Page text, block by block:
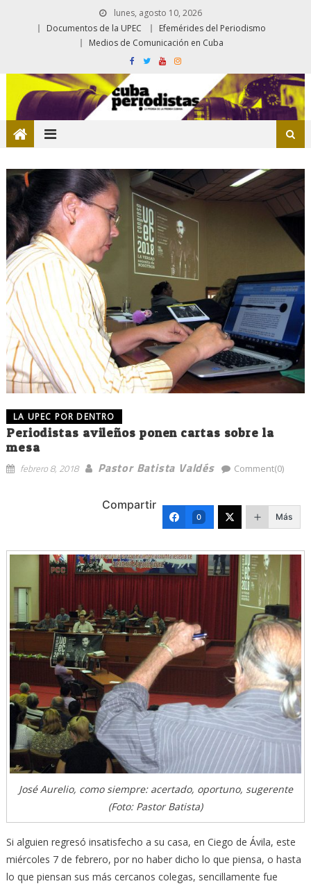
lunes, agosto 10, 2026
Documentos de la UPEC
Efemérides del Periodismo
Medios de Comunicación en Cuba
LA UPEC POR DENTRO
Periodistas avileños ponen cartas sobre la
mesa
febrero 8, 2018 Pastor Batista Valdés Comment(0)
Compartir
0 Más
José Aurelio, como siempre: acertado, oportuno, sugerente
(Foto: Pastor Batista)
Si alguien regresó insatisfecho a su casa, en Ciego de Ávila, este
miércoles 7 de febrero, por no haber dicho lo que piensa, o hasta
lo que piensan sus más cercanos colegas, sencillamente fue